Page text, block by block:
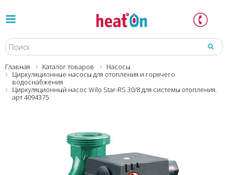
Главная Каталог товаров
Насосы
Циркуляционные насосы для отопления и горячего
водоснабжения
Циркуляционный насос Wilo Star-RS 30/8 для системы отопления.
арт 4094375